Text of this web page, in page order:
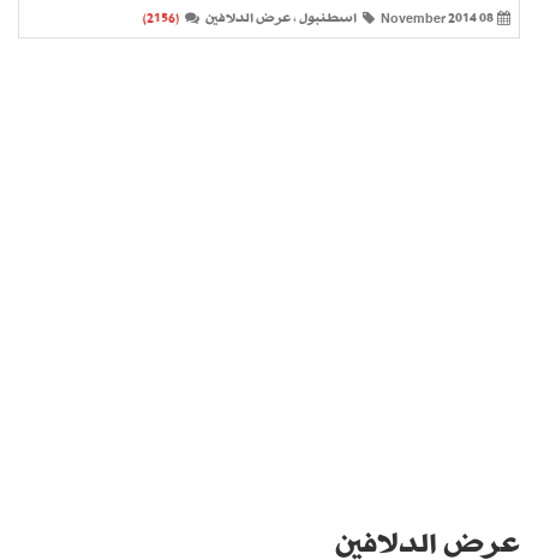
08 November 2014 اسطنبول ، عرض الدلافين (2156)
عرض الدلافين